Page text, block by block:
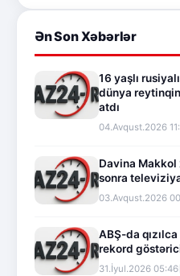
Ən Son Xəbərlər
16 yaşlı
dünya
atdı
04.Avqust.2026
Davina
sonra
03.Avqust.2026
ABŞ-da
rekord
31.İyul.2026 05:46